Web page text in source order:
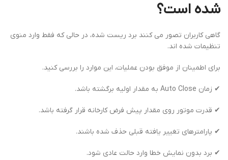
شده است؟
گاهی کاربران تصور می کنند برد ریست شده، در حالی که فقط وارد منوی
تنظیمات شده اند.
برای اطمینان از موفق بودن عملیات، این موارد را بررسی کنید.
✔ زمان Auto Close به مقدار اولیه برگشته باشد.
✔ قدرت موتور روی مقدار پیش فرض کارخانه قرار گرفته باشد.
✔ پارامترهای تغییر یافته قبلی حذف شده باشند.
✔ برد بدون نمایش خطا وارد حالت عادی شود.